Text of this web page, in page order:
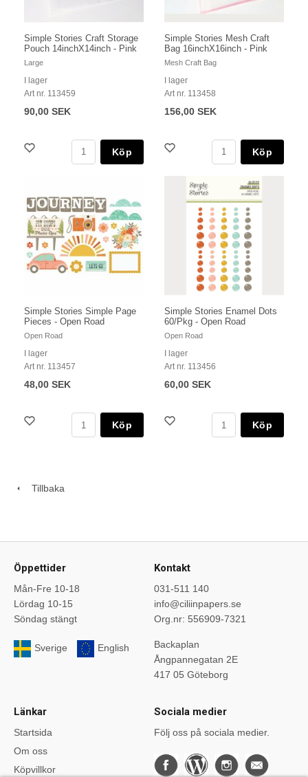
Simple Stories Craft Storage
Pouch 14inchX14inch - Pink
Large
I lager
Art nr. 113459
90,00 SEK
Köp
Simple Stories Mesh Craft
Bag 16inchX16inch - Pink
Mesh Craft Bag
I lager
Art nr. 113458
156,00 SEK
Köp
Simple Stories Simple Page
Pieces - Open Road
Open Road
I lager
Art nr. 113457
48,00 SEK
Köp
Simple Stories Enamel Dots
60/Pkg - Open Road
Open Road
I lager
Art nr. 113456
60,00 SEK
Köp
Tillbaka
Öppettider
Mån-Fre 10-18
Lördag 10-15
Söndag stängt
Sverige English
Kontakt
031-511 140
info@ciliinpapers.se
Org.nr: 556909-7321
Backaplan
Ångpannegatan 2E
417 05 Göteborg
Länkar
Startsida
Om oss
Köpvillkor
Sociala medier
Följ oss på sociala medier.